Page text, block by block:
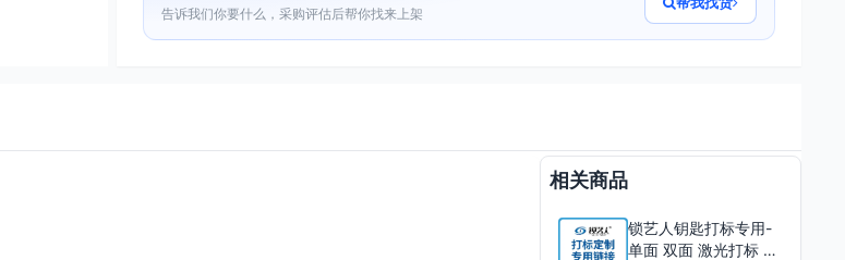
告诉我们你要什么，采购评估后帮你找来上架
相关商品
锁艺人钥匙打标专用-
单面 双面 激光打标 厂